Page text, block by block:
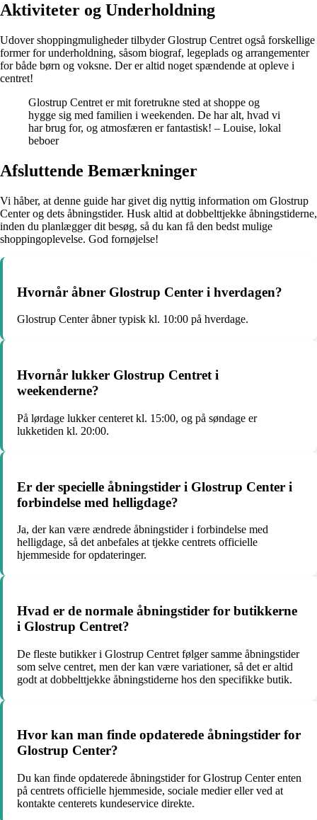
Aktiviteter og Underholdning
Udover shoppingmuligheder tilbyder Glostrup Centret også forskellige
former for underholdning, såsom biograf, legeplads og arrangementer
for både børn og voksne. Der er altid noget spændende at opleve i
centret!
Glostrup Centret er mit foretrukne sted at shoppe og
hygge sig med familien i weekenden. De har alt, hvad vi
har brug for, og atmosfæren er fantastisk! – Louise, lokal
beboer
Afsluttende Bemærkninger
Vi håber, at denne guide har givet dig nyttig information om Glostrup
Center og dets åbningstider. Husk altid at dobbelttjekke åbningstiderne,
inden du planlægger dit besøg, så du kan få den bedst mulige
shoppingoplevelse. God fornøjelse!
Hvornår åbner Glostrup Center i hverdagen?
Glostrup Center åbner typisk kl. 10:00 på hverdage.
Hvornår lukker Glostrup Centret i
weekenderne?
På lørdage lukker centeret kl. 15:00, og på søndage er
lukketiden kl. 20:00.
Er der specielle åbningstider i Glostrup Center i
forbindelse med helligdage?
Ja, der kan være ændrede åbningstider i forbindelse med
helligdage, så det anbefales at tjekke centrets officielle
hjemmeside for opdateringer.
Hvad er de normale åbningstider for butikkerne
i Glostrup Centret?
De fleste butikker i Glostrup Centret følger samme åbningstider
som selve centret, men der kan være variationer, så det er altid
godt at dobbelttjekke åbningstiderne hos den specifikke butik.
Hvor kan man finde opdaterede åbningstider for
Glostrup Center?
Du kan finde opdaterede åbningstider for Glostrup Center enten
på centrets officielle hjemmeside, sociale medier eller ved at
kontakte centerets kundeservice direkte.